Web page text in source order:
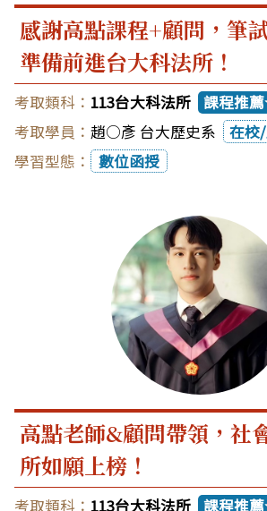
感謝高點課程+顧問，筆
準備前進台大科法所！
113台大科法所 課程推
趙○彥 台大歷史系
在校
數位函授
高點老師&顧問帶領，社
所如願上榜！
113台大科法所 課程推